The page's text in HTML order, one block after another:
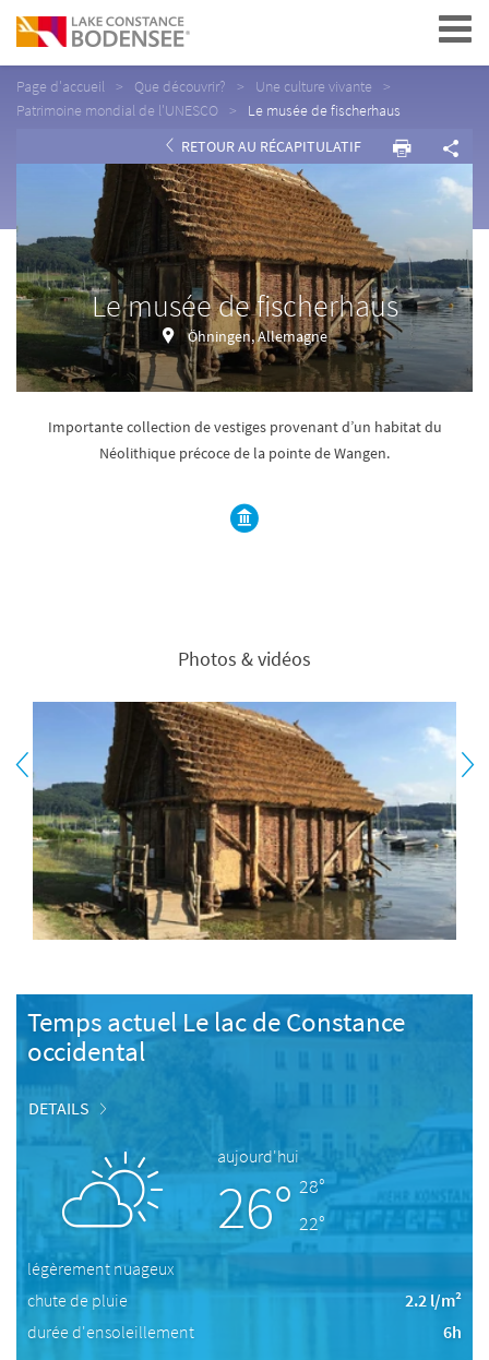
Navigation
Page d'accueil Que découvrir?
Une culture vivante
Patrimoine mondial de l'UNESCO
Le musée de fischerhaus
RETOUR AU RÉCAPITULATIF
Le musée de fischerhaus
Öhningen, Allemagne
Importante collection de vestiges provenant d’un habitat du
Néolithique précoce de la pointe de Wangen.
Photos & vidéos
Temps actuel Le lac de Constance
occidental
DETAILS
aujourd'hui
26° 28°
22°
légèrement nuageux
chute de pluie
2.2 l/m²
durée d'ensoleillement
6h